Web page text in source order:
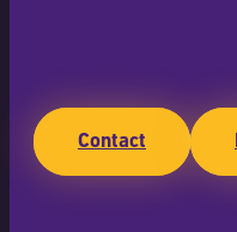
Contact